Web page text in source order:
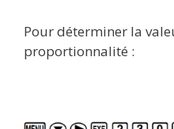
Pour déterminer la
proportionnalité :